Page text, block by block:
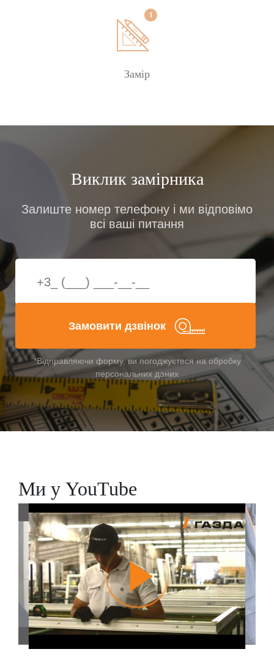
Замір
Виклик замірника
Залиште номер телефону і ми відповімо
всі ваші питання
Замовити дзвінок
*Відправляючи форму, ви погоджуєтеся на обробку
персональних даних
Ми у YouTube